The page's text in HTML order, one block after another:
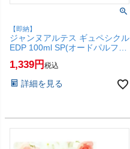
【即納】
ジャンヌアルテス ギュペシクル
EDP 100ml SP(オードパルファ
ム)【香水】【SBT】 (6061170)
1,339 税込
詳細を見る